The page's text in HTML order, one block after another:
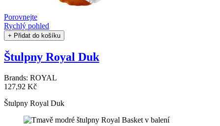
Porovnejte
Rychlý pohled
+ Přidat do košíku
Štulpny Royal Duk
Brands: ROYAL
127,92 Kč
Štulpny Royal Duk